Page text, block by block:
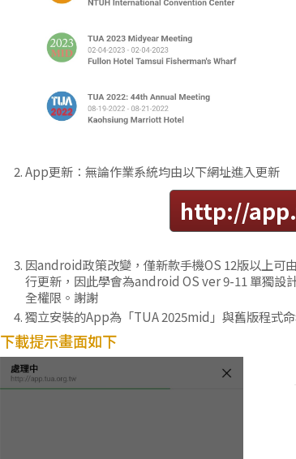
App更新：無論作業系統均由以下網址進入更新
http://
因android政策改變，僅新款手機OS 12版以上
行更新，因此學會為android OS ver 9-11 單獨設
全權限。謝謝
獨立安裝的App為「TUA 2025mid」與舊版程式
下載提示畫面如下